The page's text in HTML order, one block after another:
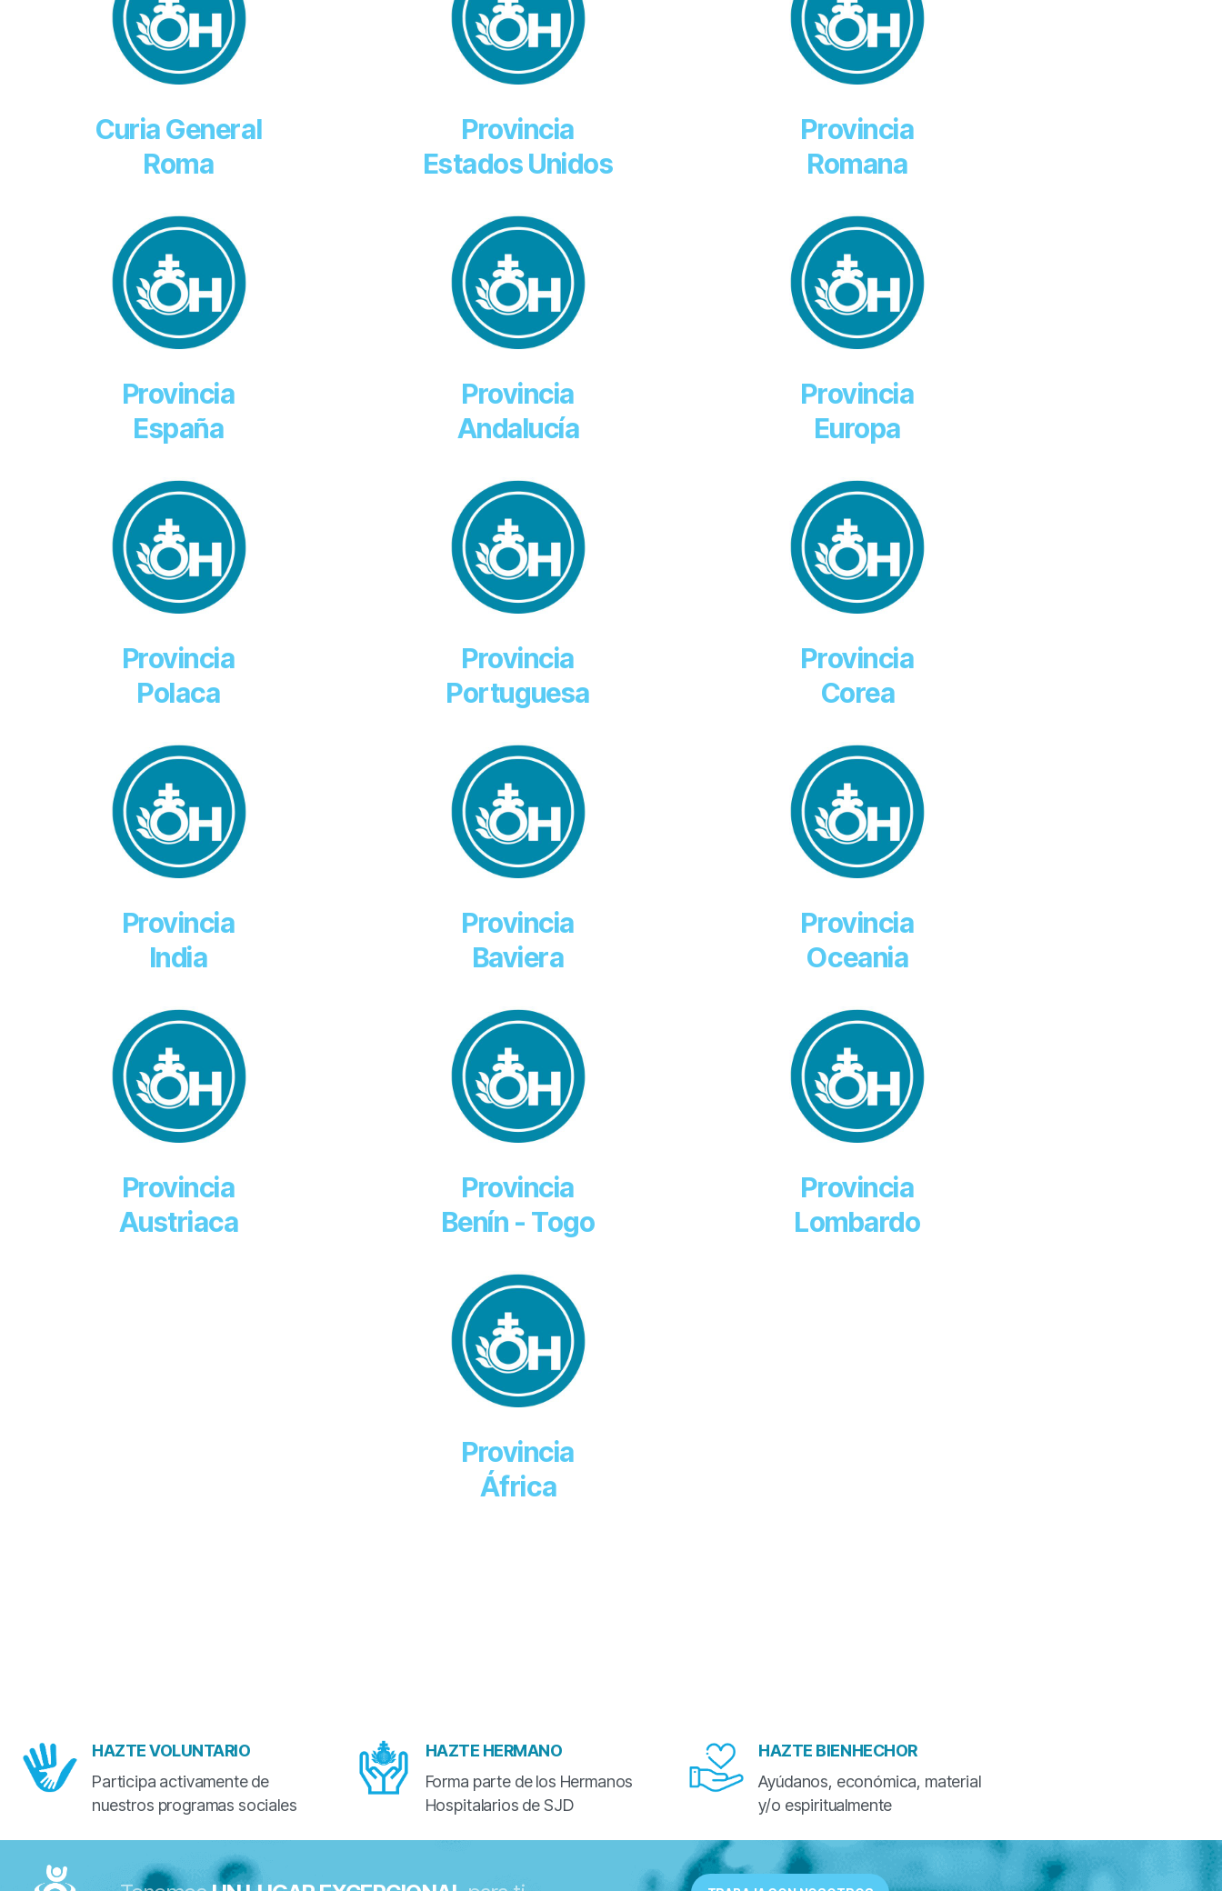
Curia General
Roma
Provincia
España
Provincia
Polaca
Provincia
India
Provincia
Austriaca
Provincia
Estados Unidos
Provincia
Andalucía
Provincia
Portuguesa
Provincia
Baviera
Provincia
Benín - Togo
Provincia
África
Provincia
Romana
Provincia
Europa
Provincia
Corea
Provincia
Oceania
Provincia
Lombardo
HAZTE VOLUNTARIO
Participa activamente de
nuestros programas sociales
HAZTE HERMANO
Forma parte de los Hermanos
Hospitalarios de SJD
HAZTE BIENHECHOR
Ayúdanos, económica, material
y/o espiritualmente